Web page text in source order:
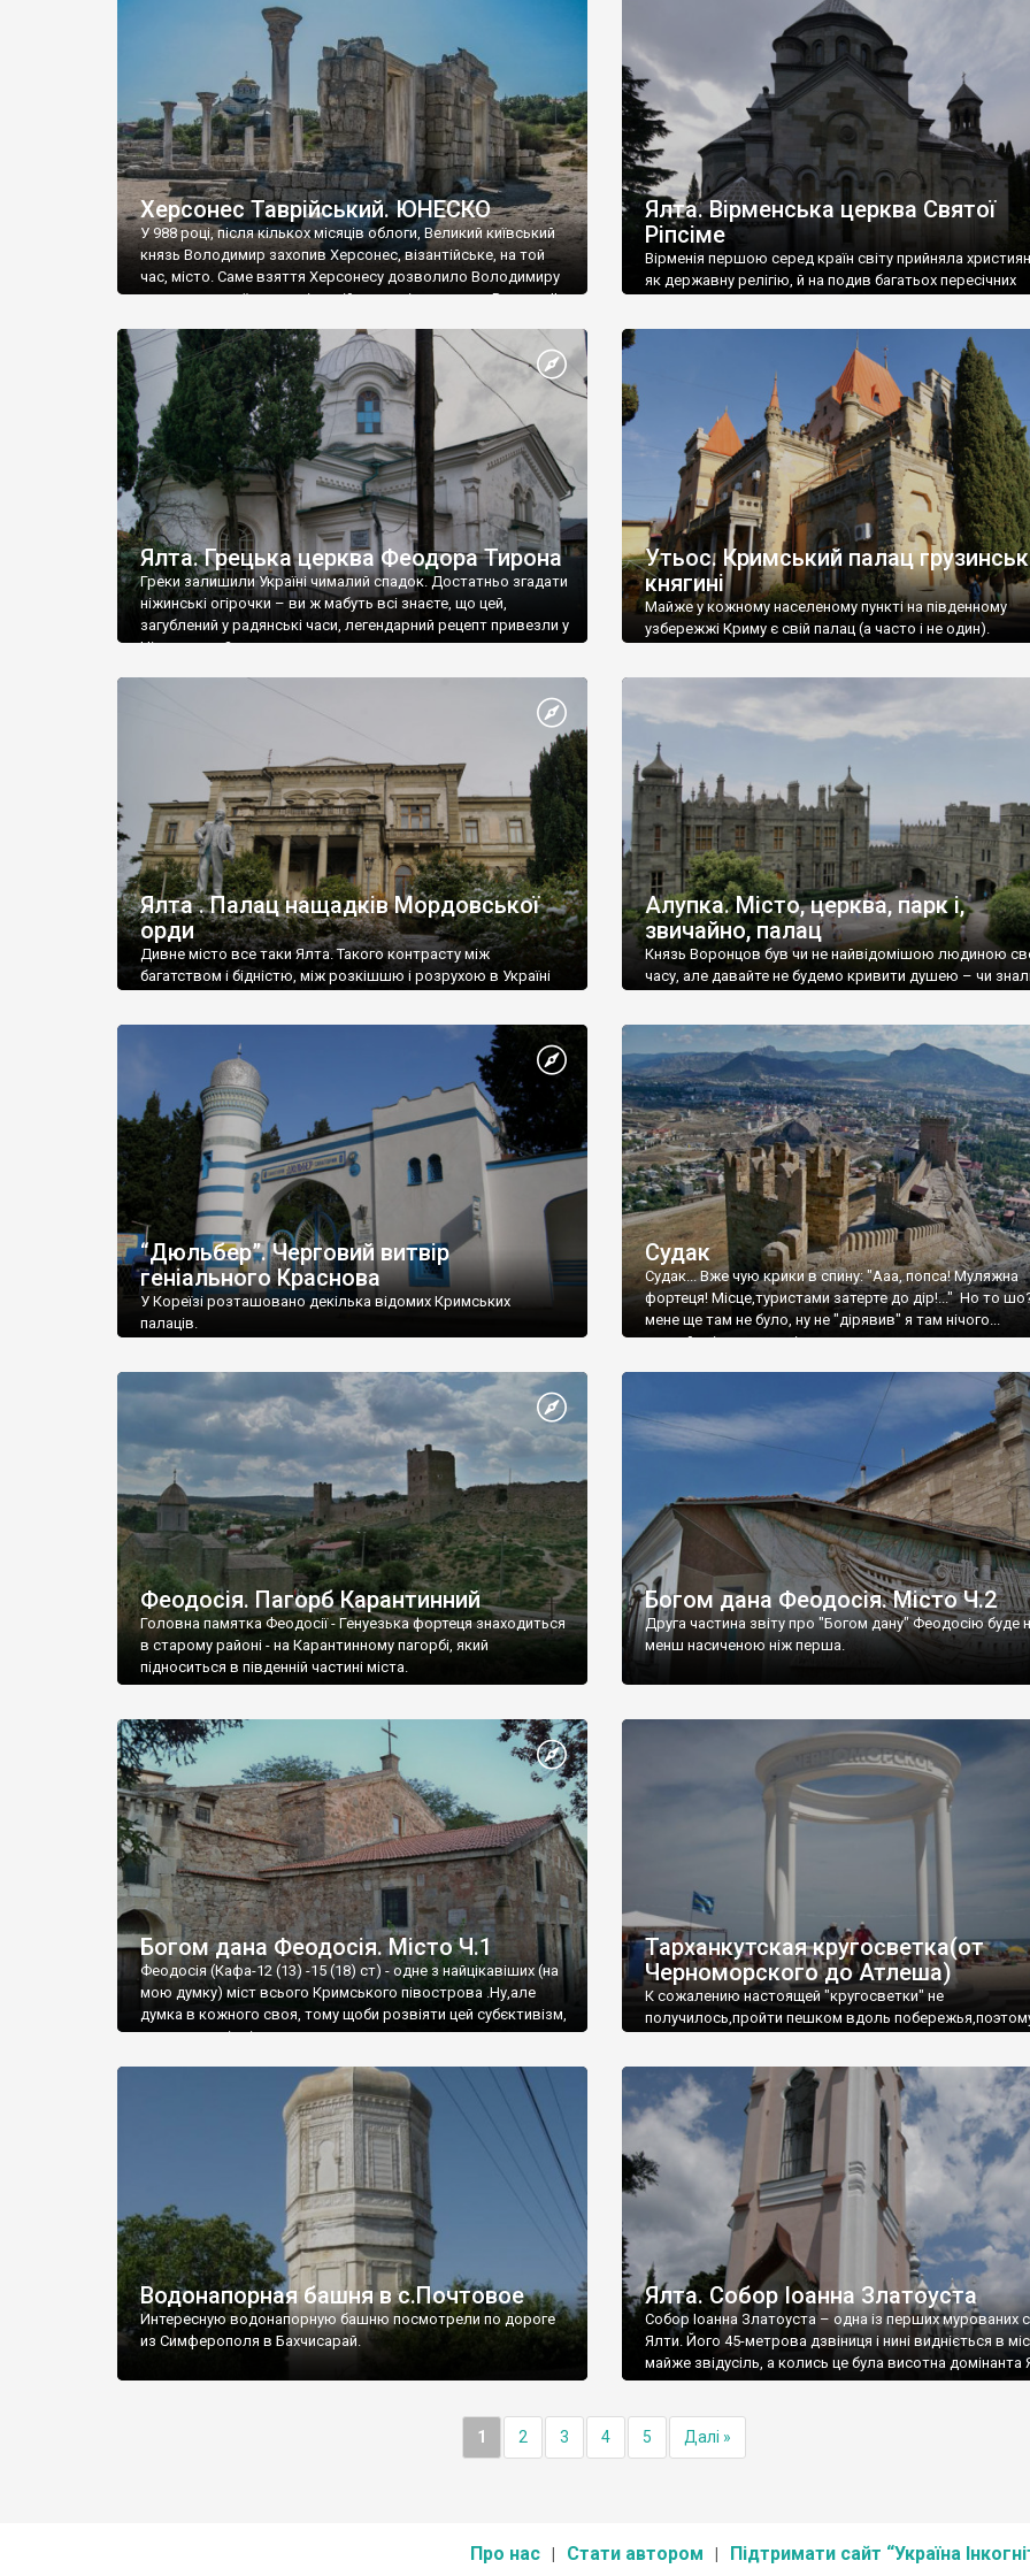
візантійської доби. Раритети викрадені з фондів об’єкту
культурної спадщини ЮНЕСКО «Херсонеса Таврійського».
Офіційно – на виставку «Золото Візантії», але експерти та
влада в Україні вважають це лише […]
називаються «повстяками» (postaki)…” “Вино. Крим
виробляє відмінне вино і його вдосталь: воно все
легке біле і дуже […]
Херсонес Таврійський. ЮНЕСКО
У 988 році, після кількох місяців облоги, Великий київський
князь Володимир захопив Херсонес, візантійське, на той
час, місто. Саме взяття Херсонесу дозволило Володимиру
диктувати свої умови візантійському імператору Василю ІІ,
Херсонесі Володимир-язичник, став Василем-
християнином. А потім було Хрещення Русі. На честь
Херсонесу Таврійського названо місто […]
Ялта. Вірменська церква Святої
Ріпсіме
Вірменія першою серед країн світу прийняла
як державну релігію, й на подив багатьох пересічних
Ялта. Грецька церква Феодора Тирона
Греки залишили Україні чималий спадок. Достатньо згадати
ніжинські огірочки – ви ж мабуть всі знаєте, що цей,
загублений у радянські часи, легендарний рецепт привезли у
Ніжин греки?
Утьос. Кримський палац
княгині
Майже у кожному населеному пункті на південному
узбережжі Криму є свій палац (а часто і не один).
Ялта . Палац нащадків Мордовської
орди
Дивне місто все таки Ялта. Такого контрасту між
багатством і бідністю, між розкішшю і розрухою в Україні
Алупка. Місто, церква, парк і,
звичайно, палац
Князь Воронцов був чи не найвідомішою людиною
часу, але давайте не будемо кривити душею – чи
“Дюльбер”. Черговий витвір
геніального Краснова
У Кореїзі розташовано декілька відомих Кримських
палаців.
Судак
Судак... Вже чую крики в спину: "Ааа, попса! Муляжна
фортеця! Місце,туристами затерте до дір!..." Но то
мене ще там не було, ну не "дірявив" я там нічого...
принаймні до цього літа.
Феодосія. Пагорб Карантинний
Головна памятка Феодосії - Генуезька фортеця знаходиться
в старому районі - на Карантинному пагорбі, який
підноситься в південній частині міста.
Богом дана Феодосія. Місто Ч.2
Друга частина звіту про "Богом дану" Феодосію буде
менш насиченою ніж перша.
Богом дана Феодосія. Місто Ч.1
Феодосія (Кафа-12 (13) -15 (18) ст) - одне з найцікавіших (на
мою думку) міст всього Кримського півострова .Ну,але
думка в кожного своя, тому щоби розвіяти цей субєктивізм,
запрошую відвідати це
Тарханкутская кругосветка(от
Черноморского до Атлеша)
К сожалению настоящей "кругосветки" не
получилось,пройти пешком вдоль
Водонапорная башня в с.Почтовое
Интересную водонапорную башню посмотрели по дороге
из Симферополя в Бахчисарай.
Ялта. Собор Іоанна Златоуста
Собор Іоанна Златоуста – одна із перших мурованих
Ялти. Його 45-метрова дзвіниця і нині видніється в
майже звідусіль, а колись це була висотна домінанта
1 2 3 4 5 Далі »
Про нас Стати автором Підтримати сайт “Україна